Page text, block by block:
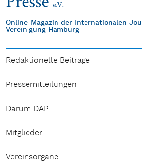
Online-Magazin der Internationalen
Vereinigung Hamburg
Redaktionelle Beiträge
Pressemitteilungen
Darum DAP
Mitglieder
Vereinsorgane